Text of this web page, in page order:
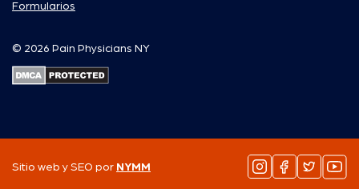
Formularios
© 2026 Pain Physicians NY
Sitio web y SEO por NYMM